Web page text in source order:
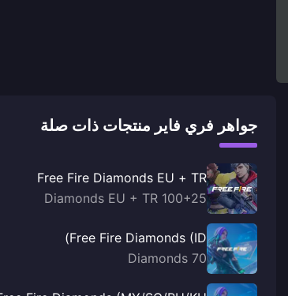
جواهر فري فاير منتجات ذات صلة
Free Fire Diamonds EU + TR
100+25 Diamonds EU + TR
Free Fire Diamonds (ID)
70 Diamonds